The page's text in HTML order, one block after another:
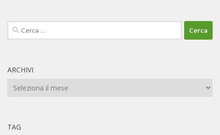
Ricerca
per:
ARCHIVI
Archivi
TAG